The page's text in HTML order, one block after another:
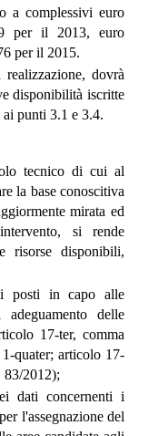
a complessivi euro
per il 2013, euro
per il 2015.
dovrà
disponibilità iscritte
punti 3.1 e 3.4.
tecnico di cui al
la base conoscitiva
mirata ed
si rende
risorse disponibili,
posti in capo alle
delle
17-ter, comma
quater; articolo 17-
83/2012);
dati concernenti i
l'assegnazione del